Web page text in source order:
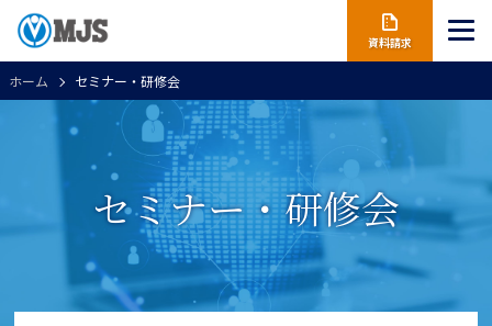
資料請求
ホーム セミナー・研修会
セミナー・研修会